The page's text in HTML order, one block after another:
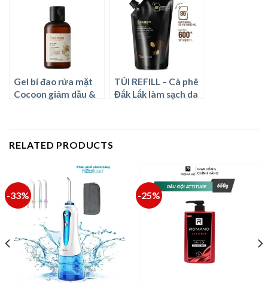
Gel Xanh Bitex [
Combi Bitex Ưu Đãi ]
Gel bí đao rửa mặt
Cocoon giảm dầu &
TÚI REFILL – Cà phê
Đắk Lắk làm sạch da
RELATED PRODUCTS
-33% -25%